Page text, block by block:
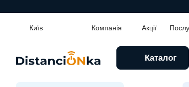
Київ Компанія Акції
Каталог